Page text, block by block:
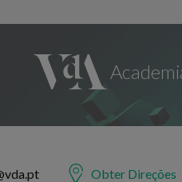
Obter Direções